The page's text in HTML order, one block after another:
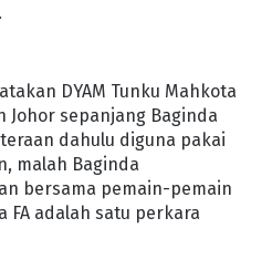
DYAM Tunku Mahkota
Johor sepanjang Baginda
dahulu diguna pakai
malah Baginda
bersama pemain-pemain
FA adalah satu perkara